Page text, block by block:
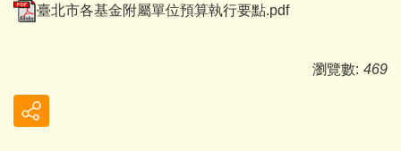
臺北市各基金附屬單位預算執行要點.pdf
瀏覽數: 469